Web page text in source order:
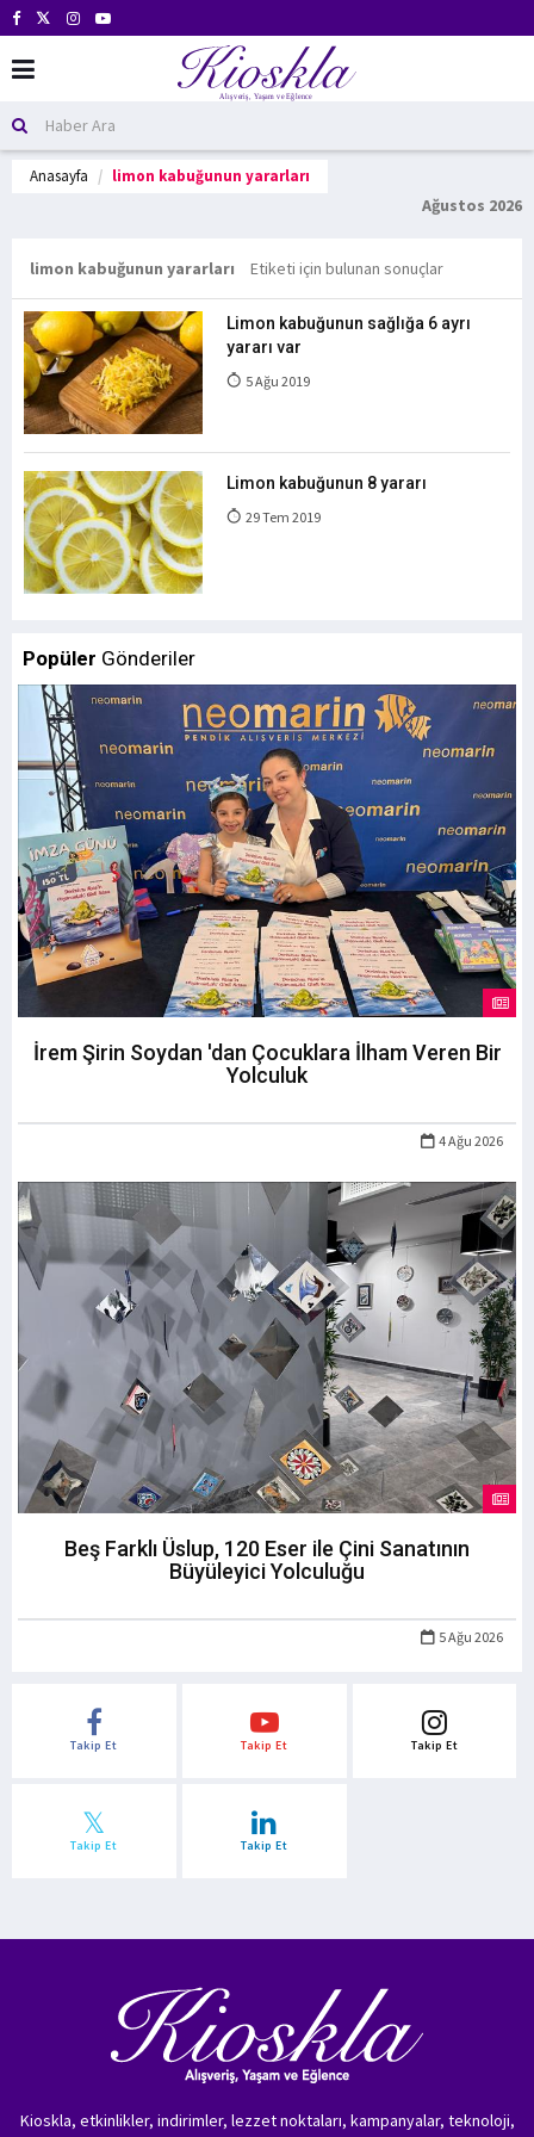
Anasayfa limon kabuğunun yararları
Ağustos 2026
limon kabuğunun yararları Etiketi için bulunan sonuçlar
Limon kabuğunun sağlığa 6 ayrı
yararı var
5 Ağu 2019
Limon kabuğunun 8 yararı
29 Tem 2019
Popüler Gönderiler
İrem Şirin Soydan 'dan Çocuklara İlham Veren Bir
Yolculuk
4 Ağu 2026
Beş Farklı Üslup, 120 Eser ile Çini Sanatının
Büyüleyici Yolculuğu
5 Ağu 2026
Takip Et Takip Et Takip Et
Takip Et Takip Et
Kioskla, etkinlikler, indirimler, lezzet noktaları, kampanyalar, teknoloji,